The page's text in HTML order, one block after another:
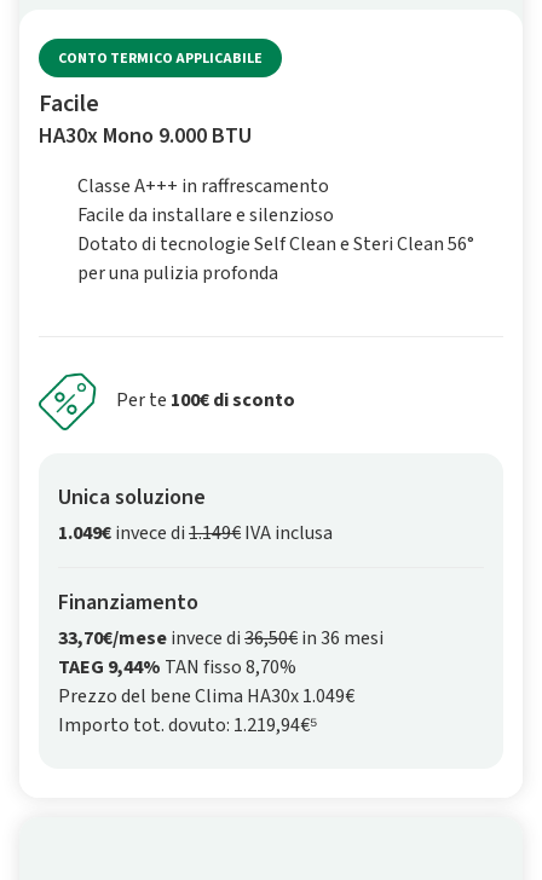
CONTO TERMICO APPLICABILE
Facile
HA30x Mono 9.000 BTU
Classe A+++ in raffrescamento
Facile da installare e silenzioso
Dotato di tecnologie Self Clean e Steri Clean 56°
per una pulizia profonda
Per te 100€ di sconto
Unica soluzione
1.049€invece di1.149€IVA inclusa
Finanziamento
33,70€/meseinvece di36,50€in 36 mesi
TAEG 9,44% TAN fisso 8,70%
Prezzo del bene Clima HA30x 1.049€
Importo tot. dovuto: 1.219,94€⁵